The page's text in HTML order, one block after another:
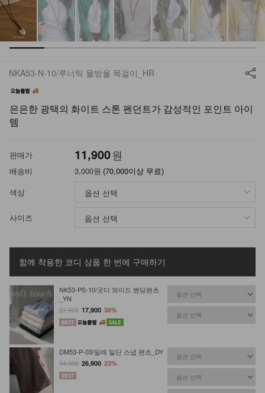
NKA53-N-10/루너틱 물방울 목걸이_HR
은은한 광택의 화이트 스톤 펜던트가 감성적인 포인트 아이
템
판매가 11,900원
배송비 3,000원 (70,000이상 무료)
색상
사이즈
함께 착용한 코디 상품 한 번에 구매하기
NK53-PS-10/굿디 와이드 밴딩팬츠
_YN
27,900 17,900 36%
DM53-P-03/밀레 밑단 스냅 팬츠_DY
34,900 26,900 23%